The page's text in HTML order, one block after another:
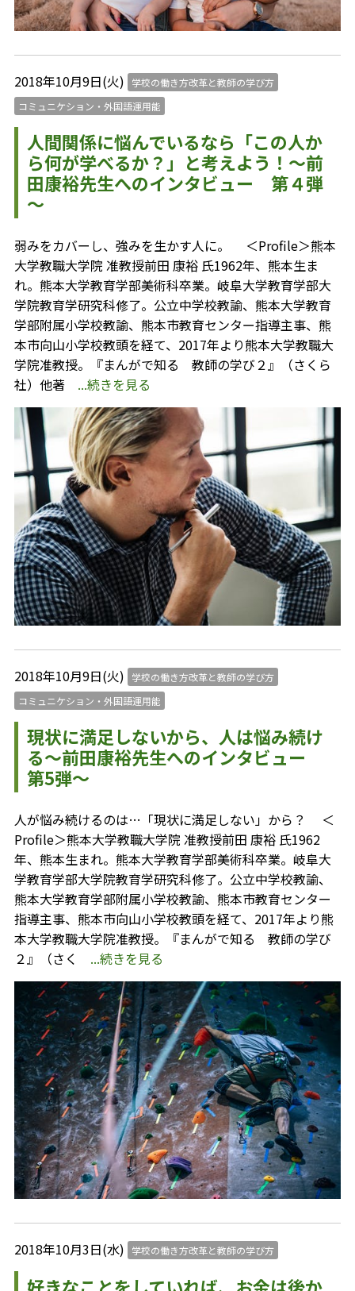
2018年10月9日(火)
学校の働き方改革と教師の学び方
コミュニケション・外国語運用能
人間関係に悩んでいるなら「この人か
ら何が学べるか？」と考えよう！～前
田康裕先生へのインタビュー 第４弾
～
弱みをカバーし、強みを生かす人に。 ＜Profile＞熊本
大学教職大学院 准教授前田 康裕 氏1962年、熊本生ま
れ。熊本大学教育学部美術科卒業。岐阜大学教育学部大
学院教育学研究科修了。公立中学校教諭、熊本大学教育
学部附属小学校教諭、熊本市教育センター指導主事、熊
本市向山小学校教頭を経て、2017年より熊本大学教職大
学院准教授。『まんがで知る 教師の学び２』（さくら
社）他著 ...続きを見る
2018年10月9日(火)
学校の働き方改革と教師の学び方
コミュニケション・外国語運用能
現状に満足しないから、人は悩み続け
る～前田康裕先生へのインタビュー
第5弾～
人が悩み続けるのは…「現状に満足しない」から？ ＜
Profile＞熊本大学教職大学院 准教授前田 康裕 氏1962
年、熊本生まれ。熊本大学教育学部美術科卒業。岐阜大
学教育学部大学院教育学研究科修了。公立中学校教諭、
熊本大学教育学部附属小学校教諭、熊本市教育センター
指導主事、熊本市向山小学校教頭を経て、2017年より熊
本大学教職大学院准教授。『まんがで知る 教師の学び
２』（さく ...続きを見る
2018年10月3日(水) 学校の働き方改革と教師の学び方